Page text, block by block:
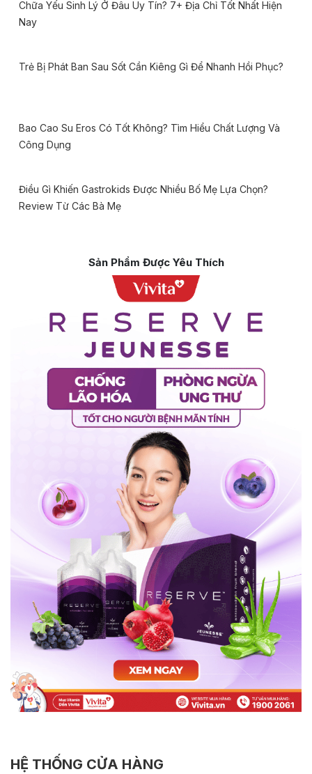
Chữa Yếu Sinh Lý Ở Đâu Uy Tín? 7+ Địa Chỉ Tốt Nhất Hiện
Nay
Trẻ Bị Phát Ban Sau Sốt Cần Kiêng Gì Để Nhanh Hồi Phục?
Bao Cao Su Eros Có Tốt Không? Tìm Hiểu Chất Lượng Và
Công Dụng
Điều Gì Khiến Gastrokids Được Nhiều Bố Mẹ Lựa Chọn?
Review Từ Các Bà Mẹ
Sản Phẩm Được Yêu Thích
HỆ THỐNG CỬA HÀNG